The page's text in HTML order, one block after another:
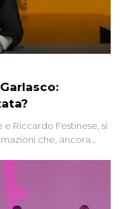
Riccardo Festinese, si
che, ancora
speciale ricostruisce la
dettagli
che sembra non avere